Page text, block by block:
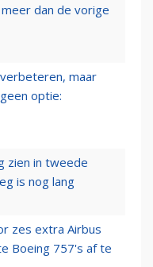
dan de vorige
maar
optie:
zien in tweede
is nog lang
zes extra Airbus
Boeing 757's af te